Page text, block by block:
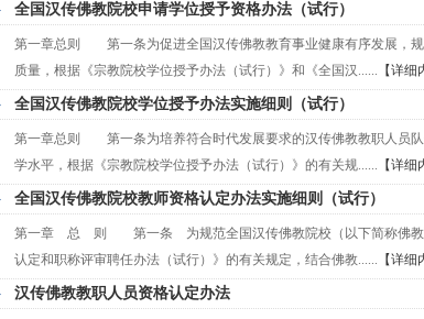
全国汉传佛教院校申请学位授予资格办法（试行）
第一章总则 第一条为促进全国汉传佛教教育事业健康有序发展，规
质量，根据《宗教院校学位授予办法（试行）》和《全国汉...... 【详细
全国汉传佛教院校学位授予办法实施细则（试行）
第一章总则 第一条为培养符合时代发展要求的汉传佛教教职人员队
学水平，根据《宗教院校学位授予办法（试行）》的有关规...... 【详细
全国汉传佛教院校教师资格认定办法实施细则（试行）
第一章 总 则 第一条 为规范全国汉传佛教院校（以下简称佛教院
认定和职称评审聘任办法（试行）》的有关规定，结合佛教...... 【详细
汉传佛教教职人员资格认定办法